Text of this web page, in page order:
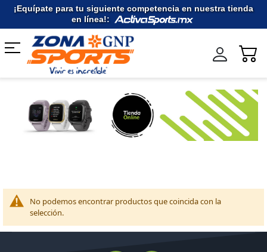
¡Equípate para tu siguiente competencia en nuestra tienda
en línea!:
No podemos encontrar productos que coincida con la
selección.